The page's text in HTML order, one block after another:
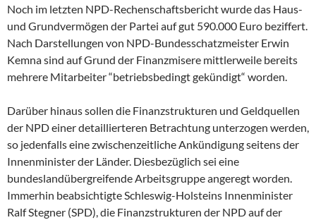
Noch im letzten NPD-Rechenschaftsbericht wurde das Haus-
und Grundvermögen der Partei auf gut 590.000 Euro beziffert.
Nach Darstellungen von NPD-Bundesschatzmeister Erwin
Kemna sind auf Grund der Finanzmisere mittlerweile bereits
mehrere Mitarbeiter “betriebsbedingt gekündigt“ worden.
Darüber hinaus sollen die Finanzstrukturen und Geldquellen
der NPD einer detaillierteren Betrachtung unterzogen werden,
so jedenfalls eine zwischenzeitliche Ankündigung seitens der
Innenminister der Länder. Diesbezüglich sei eine
bundeslandübergreifende Arbeitsgruppe angeregt worden.
Immerhin beabsichtigte Schleswig-Holsteins Innenminister
Ralf Stegner (SPD), die Finanzstrukturen der NPD auf der